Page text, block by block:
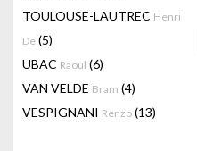
TOULOUSE-LAUTREC Henri
De (5)
UBAC Raoul (6)
VAN VELDE Bram (4)
VESPIGNANI Renzo (13)